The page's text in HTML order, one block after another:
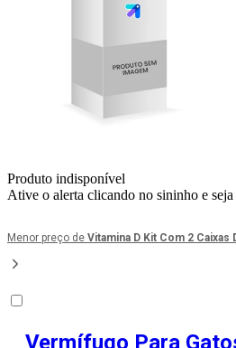
Produto indisponível
Ative o alerta clicando no sininho e
Menor preço de Vitamina D Kit Com 2
Vermífugo Para